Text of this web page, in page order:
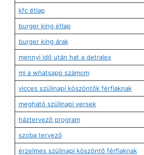
kfc étlap
burger king étlap
burger king árak
mennyi idő után hat a detralex
mi a whatsapp számom
vicces szülinapi köszöntők férfiaknak
megható szülinapi versek
háztervező program
szoba tervező
érzelmes szülinapi köszöntő férfiaknak